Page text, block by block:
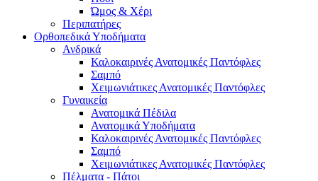
Ώμος & Χέρι
Περιπατήρες
Ορθοπεδικά Υποδήματα
Ανδρικά
Καλοκαιρινές Ανατομικές Παντόφλες
Σαμπό
Χειμωνιάτικες Ανατομικές Παντόφλες
Γυναικεία
Ανατομικά Πέδιλα
Ανατομικά Υποδήματα
Καλοκαιρινές Ανατομικές Παντόφλες
Σαμπό
Χειμωνιάτικες Ανατομικές Παντόφλες
Πέλματα - Πάτοι